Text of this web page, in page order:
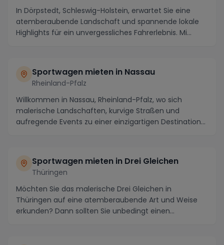
In Dörpstedt, Schleswig-Holstein, erwartet Sie eine
atemberaubende Landschaft und spannende lokale
Highlights für ein unvergessliches Fahrerlebnis. Mi...
Sportwagen mieten in Nassau
Rheinland-Pfalz
Willkommen in Nassau, Rheinland-Pfalz, wo sich
malerische Landschaften, kurvige Straßen und
aufregende Events zu einer einzigartigen Destination
Sportwagen mieten in Drei Gleichen
Thüringen
Möchten Sie das malerische Drei Gleichen in
Thüringen auf eine atemberaubende Art und Weise
erkunden? Dann sollten Sie unbedingt einen